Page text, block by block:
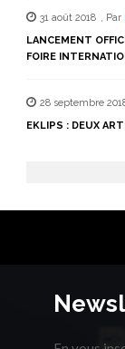
31 août 2018 , Par
LANCEMENT
FOIRE
28 septembre
EKLIPS : DEUX